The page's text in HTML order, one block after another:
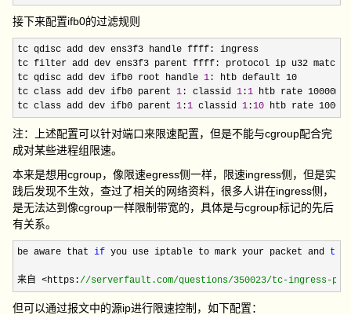
接下来配置ifb0的过滤规则
tc qdisc add dev ens3f3 handle ffff: ingress
tc filter add dev ens3f3 parent ffff: protocol ip u32 match
tc qdisc add dev ifb0 root handle 1 : htb default 10
tc class add dev ifb0 parent 1 : classid 1 :1 htb rate
tc class add dev ifb0 parent 1 :1 classid 1 :10 htb rate
注：上述配置可以针对端口来限速配置，但是不能与cgroup配合完
成对某些进程组限速。
本来是想用cgroup，像限速egress侧一样，限速ingress侧，但是实
践后发现不生效，查过了相关的网络资料，很多人讲在ingress侧，
是无法达到像cgroup一样限制带宽的，具体是与cgroup标记的先后
有关系。
be aware that if you use iptable to mark your packet and
来自 <https://serverfault.com/questions/350023/tc-ingress-
但可以通过报文中的源ip进行限速控制，如下配置：